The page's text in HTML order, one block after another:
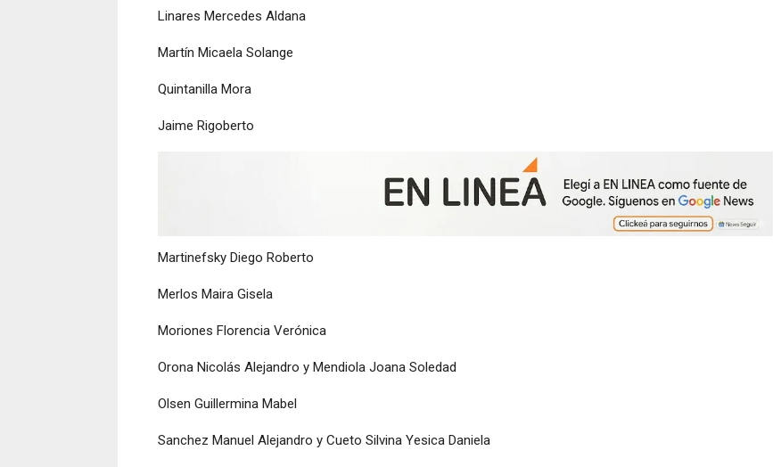
Linares Mercedes Aldana
Martín Micaela Solange
Quintanilla Mora
Jaime Rigoberto
Martinefsky Diego Roberto
Merlos Maira Gisela
Moriones Florencia Verónica
Orona Nicolás Alejandro y Mendiola Joana Soledad
Olsen Guillermina Mabel
Sanchez Manuel Alejandro y Cueto Silvina Yesica Daniela